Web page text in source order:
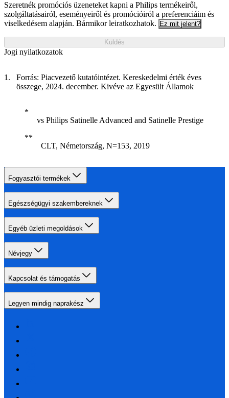
Szeretnék promóciós üzeneteket kapni a Philips termékeiről,
szolgáltatásairól, eseményeiről és promócióiról a preferenciáim és
viselkedésem alapján. Bármikor leiratkozhatok. Ez mit jelent?
Küldés
Jogi nyilatkozatok
Forrás: Piacvezető kutatóintézet. Kereskedelmi érték éves
összege, 2024. december. Kivéve az Egyesült Államok
vs Philips Satinelle Advanced and Satinelle Prestige
CLT, Németország, N=153, 2019
Fogyasztói termékek
Egészségügyi szakembereknek
Egyéb üzleti megoldások
Névjegy
Kapcsolat és támogatás
Legyen mindig naprakész